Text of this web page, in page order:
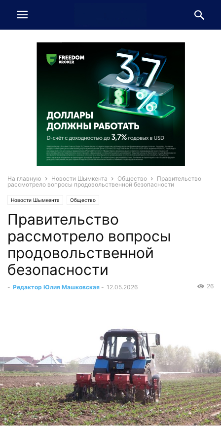
На главную Новости Шымкента Общество
Правительство
рассмотрело вопросы продовольственной безопасности
Новости Шымкента Общество
Правительство
рассмотрело вопросы
продовольственной
безопасности
- Редактор Юлия Машковская - 12.05.2026 26